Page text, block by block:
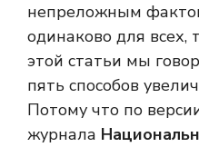
непреложным
одинаково для всех,
этой статьи мы
пять способов
Потому что по
журнала